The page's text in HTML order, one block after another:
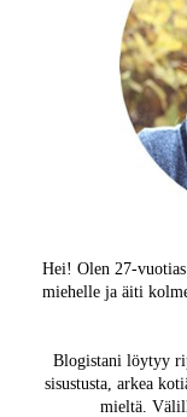
Hei! Olen 27-
miehelle ja äiti
Blogistani löytyy
sisustusta, arkea
mieltä.